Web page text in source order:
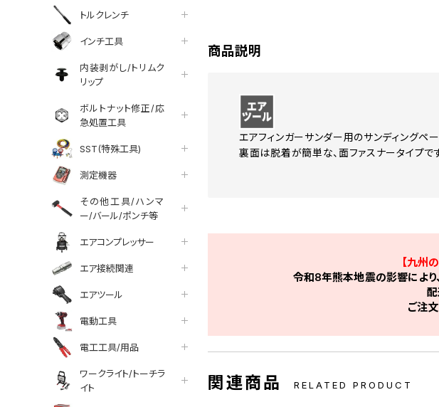
トルクレンチ
インチ工具
内装剥がし/トリムク
リップ
ボルトナット修正/応
急処置工具
SST(特殊工具)
測定機器
その他工具/ハンマ
ー/バール/ポンチ等
エアコンプレッサー
エア接続関連
エアツール
電動工具
電工工具/用品
ワークライト/トーチラ
イト
商品説明
エアフィンガーサンダー用のサンディングペー
裏面は脱着が簡単な、面ファスナータイプです
【九州
令和8年熊本地震の影響により
ご注
関連商品 RELATED PRODUCT